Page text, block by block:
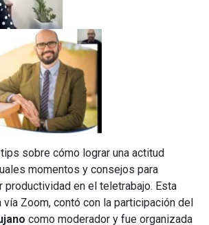
sobre cómo lograr una actitud
momentos y consejos para
productividad en el teletrabajo. Esta
Zoom, contó con la participación del
como moderador y fue organizada